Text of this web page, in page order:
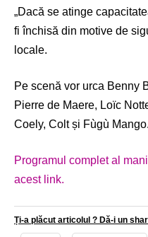
„Dacă se atinge
fi închisă din motive de
locale.
Pe scenă vor urca Benny
Pierre de Maere, Loïc
Coely, Colt și Fùgù Mango.
Programul complet al
acest link.
Ți-a plăcut articolul ? Dă-i un